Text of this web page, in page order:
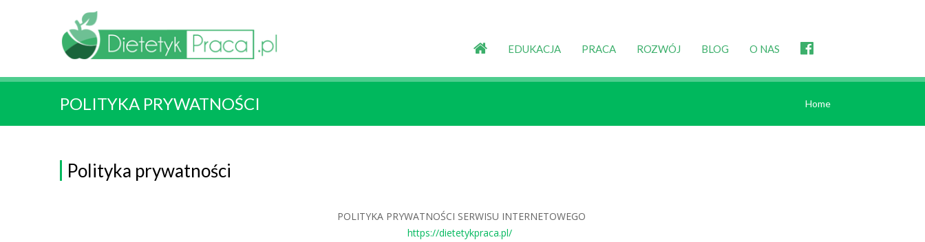
EDUKACJA PRACA ROZWÓJ BLOG O NAS
POLITYKA PRYWATNOŚCI Home
Polityka prywatności
POLITYKA PRYWATNOŚCI SERWISU INTERNETOWEGO
https://dietetykpraca.pl/